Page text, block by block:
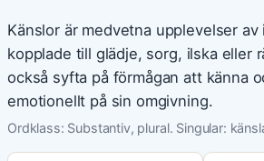
Känslor är medvetna upplevelser
kopplade till glädje, sorg, ilska eller
också syfta på förmågan att känna
emotionellt på sin omgivning.
Ordklass: Substantiv, plural. Singular: